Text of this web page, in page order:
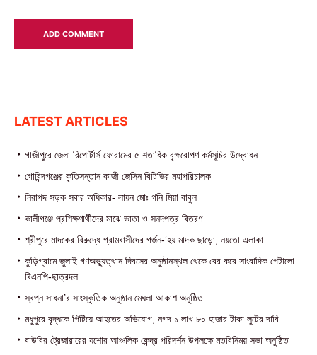
LATEST ARTICLES
গাজীপুরে জেলা রিপোর্টার্স ফোরামের ৫ শতাধিক বৃক্ষরোপণ কর্মসূচির উদ্বোধন
গোবিন্দগঞ্জের কৃতিসন্তান কাজী জেসিন বিটিভির মহাপরিচালক
নিরাপদ সড়ক সবার অধিকার- লায়ন মোঃ গনি মিয়া বাবুল
কালীগঞ্জে প্রশিক্ষণার্থীদের মাঝে ভাতা ও সনদপত্র বিতরণ
শ্রীপুরে মাদকের বিরুদ্ধে গ্রামবাসীদের গর্জন-‘হয় মাদক ছাড়ো, নয়তো এলাকা
কুড়িগ্রামে জুলাই গণঅভ্যুত্থান দিবসের অনুষ্ঠানস্থল থেকে বের করে সাংবাদিক পেটালো
বিএনপি-ছাত্রদল
স্বপ্ন সাধনা’র সাংস্কৃতিক অনুষ্ঠান মেঘলা আকাশ অনুষ্ঠিত
মধুপুরে বৃদ্ধকে পিটিয়ে আহতের অভিযোগ, নগদ ১ লাখ ৮০ হাজার টাকা লুটের দাবি
বাউবির ট্রেজারারের যশোর আঞ্চলিক কেন্দ্র পরিদর্শন উপলক্ষে মতবিনিময় সভা অনুষ্ঠিত